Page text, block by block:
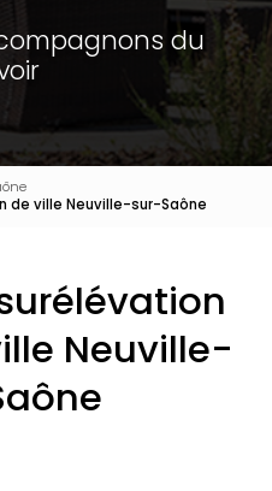
du
de ville Neuville-sur-Saône
Neuville-